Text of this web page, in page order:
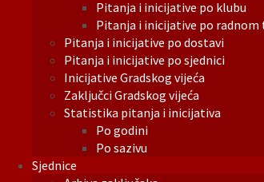
Pitanja i inicijative po klubu
Pitanja i inicijative po radnom
Pitanja i inicijative po dostavi
Pitanja i inicijative po sjednici
Inicijative Gradskog vijeća
Zaključci Gradskog vijeća
Statistika pitanja i inicijativa
Po godini
Po sazivu
Sjednice